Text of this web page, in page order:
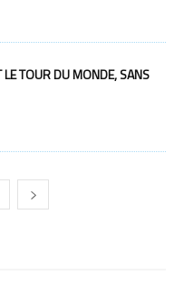
LE TOUR DU MONDE, SANS